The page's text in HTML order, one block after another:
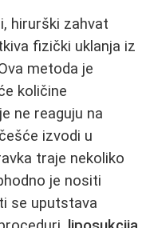
hirurški zahvat
fizički uklanja iz
metoda je
količine
ne reaguju na
izvodi u
traje nekoliko
je nositi
se uputstava